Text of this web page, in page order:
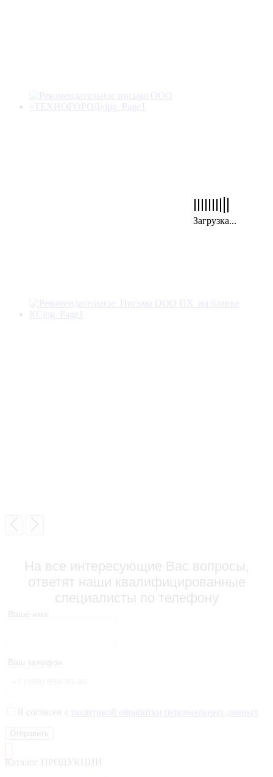
На все интересующие Вас вопросы,
ответят наши квалифицированные
специалисты по телефону
Ваше имя
Ваш телефон
Я согласен с политикой обработки персональных данных
Каталог ПРОДУКЦИИ